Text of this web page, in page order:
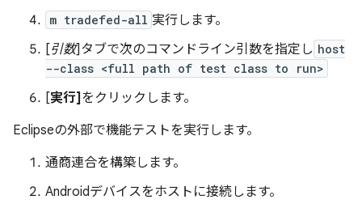
m tradefed-all 実行します。
[引数]タブで次のコマンドライン引数を指定し host
--class <full path of test class to run>
[実行] をクリックします。
Eclipseの外部で機能テストを実行します。
通商連合を構築します。
Androidデバイスをホストに接続します。